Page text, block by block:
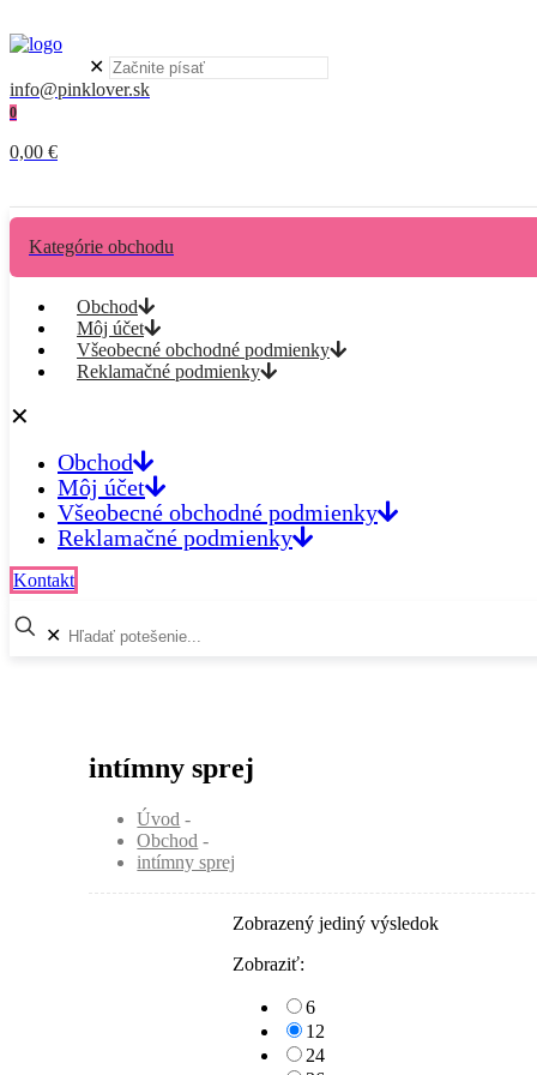
✕
info@pinklover.sk
0
0,00 €
Kategórie obchodu
Obchod
Môj účet
Všeobecné obchodné podmienky
Reklamačné podmienky
✕
Obchod
Môj účet
Všeobecné obchodné podmienky
Reklamačné podmienky
Kontakt
✕
intímny sprej
Úvod -
Obchod -
intímny sprej
Zobrazený jediný výsledok
Zobraziť:
6
12
24